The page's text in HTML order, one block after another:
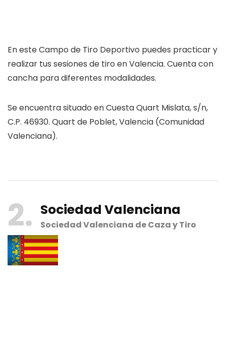
En este Campo de Tiro Deportivo puedes practicar y
realizar tus sesiones de tiro en Valencia. Cuenta con
cancha para diferentes modalidades.
Se encuentra situado en Cuesta Quart Mislata, s/n,
C.P. 46930. Quart de Poblet, Valencia (Comunidad
Valenciana).
2 Sociedad Valenciana
Sociedad Valenciana de Caza y Tiro